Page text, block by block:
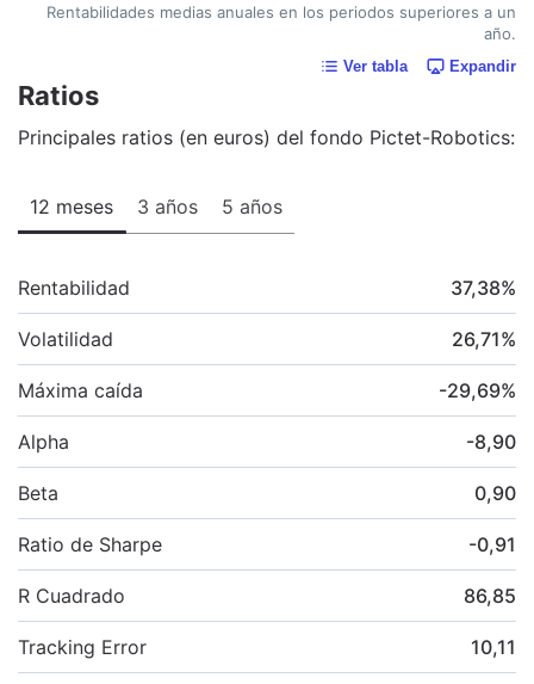
Rentabilidades medias anuales en los periodos superiores a un
año.
Ver tabla Expandir
Ratios
Principales ratios (en euros) del fondo Pictet-Robotics:
12 meses 3 años 5 años
Rentabilidad 37,38%
Volatilidad 26,71%
Máxima caída -29,69%
Alpha -8,90
Beta 0,90
Ratio de Sharpe -0,91
R Cuadrado 86,85
Tracking Error 10,11